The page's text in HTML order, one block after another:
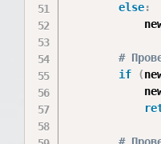
else:
#
if
(